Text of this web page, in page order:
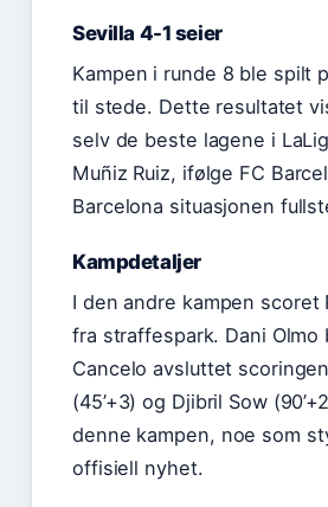
Sevilla 4-1 seier
Kampen i runde 8 ble spilt
til stede. Dette resultatet
selv de beste lagene i
Muñiz Ruiz, ifølge FC
Barcelona situasjonen
Kampdetaljer
I den andre kampen scoret
fra straffespark. Dani
Cancelo avsluttet
(45’+3) og Djibril Sow
denne kampen, noe som
offisiell nyhet.